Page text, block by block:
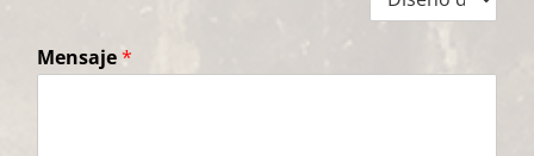
Mensaje*